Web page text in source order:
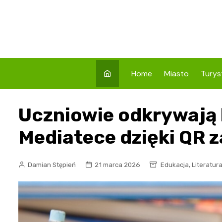
Home Miasto
Uczniowie
Mediatece dzięki QR
Damian Stępień 21 marca 2026 Edukacja, Literatura